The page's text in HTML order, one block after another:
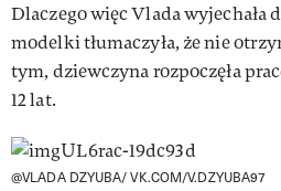
Dlaczego więc Vlada wyjechała
modelki tłumaczyła, że nie
tym, dziewczyna rozpoczęła
12 lat.
@VLADA DZYUBA/ VK.COM/V.DZYUBA97